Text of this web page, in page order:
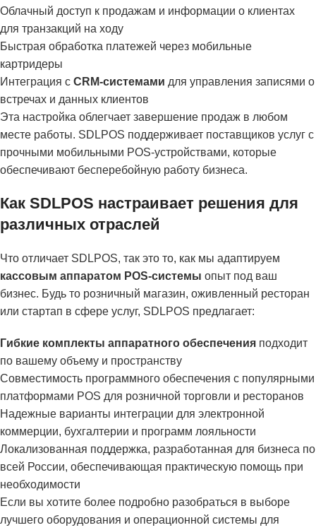
Облачный доступ к продажам и информации о клиентах
для транзакций на ходу
Быстрая обработка платежей через мобильные
картридеры
Интеграция с CRM-системами для управления записями о
встречах и данных клиентов
Эта настройка облегчает завершение продаж в любом
месте работы. SDLPOS поддерживает поставщиков услуг с
прочными мобильными POS-устройствами, которые
обеспечивают бесперебойную работу бизнеса.
Как SDLPOS настраивает решения для
различных отраслей
Что отличает SDLPOS, так это то, как мы адаптируем
кассовым аппаратом POS-системы опыт под ваш
бизнес. Будь то розничный магазин, оживленный ресторан
или стартап в сфере услуг, SDLPOS предлагает:
Гибкие комплекты аппаратного обеспечения подходит
по вашему объему и пространству
Совместимость программного обеспечения с популярными
платформами POS для розничной торговли и ресторанов
Надежные варианты интеграции для электронной
коммерции, бухгалтерии и программ лояльности
Локализованная поддержка, разработанная для бизнеса по
всей России, обеспечивающая практическую помощь при
необходимости
Если вы хотите более подробно разобраться в выборе
лучшего оборудования и операционной системы для